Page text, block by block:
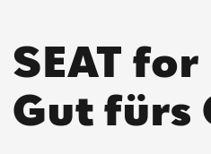
SEAT
Gut fürs